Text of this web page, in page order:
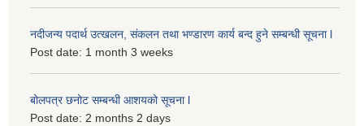
नदीजन्य पदार्थ उत्खलन, संकलन तथा भण्डारण कार्य बन्द हुने सम्बन्धी सूचना l
Post date: 1 month 3 weeks
बोलपत्र छनोट सम्बन्धी आशयको सूचना l
Post date: 2 months 2 days